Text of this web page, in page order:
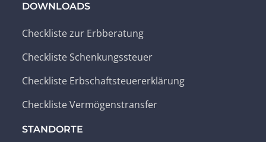
DOWNLOADS
Checkliste zur Erbberatung
Checkliste Schenkungssteuer
Checkliste Erbschaftsteuererklärung
Checkliste Vermögenstransfer
STANDORTE